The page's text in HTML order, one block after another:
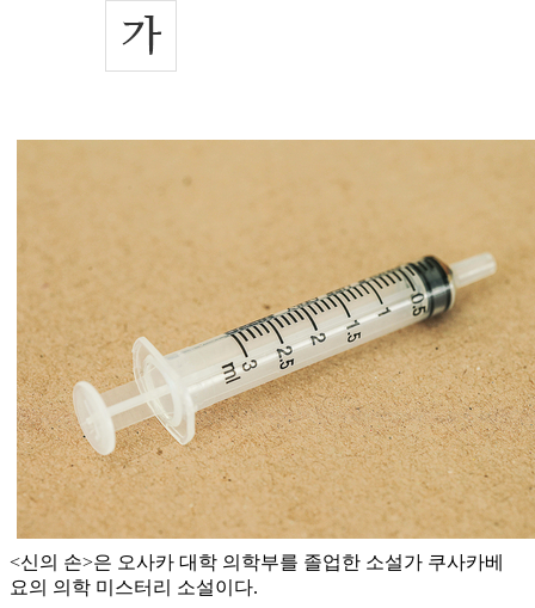
<신의 손>은 오사카 대학 의학부를 졸업한 소설가 쿠사카베
요의 의학 미스터리 소설이다.